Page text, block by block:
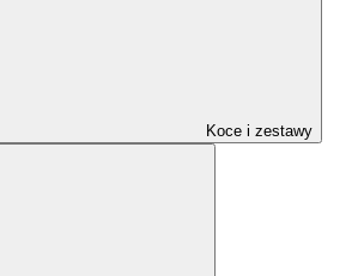
Koce i zestawy